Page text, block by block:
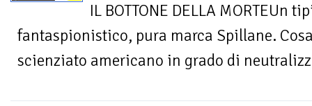
IL BOTTONE DELLA MORTEUn
fantaspionistico, pura marca Spillane.
scienziato americano in grado di